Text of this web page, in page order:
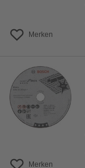
Merken
Merken